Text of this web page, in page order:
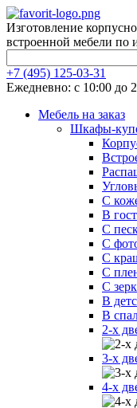
Изготовление
встроенной мебели по
+7 (495) 125-03-31
Ежедневно: с 10:00 до
Мебель на заказ
Шкафы-
С
В
С
С
С
С
С
В
В
2-х
3-х
4-х